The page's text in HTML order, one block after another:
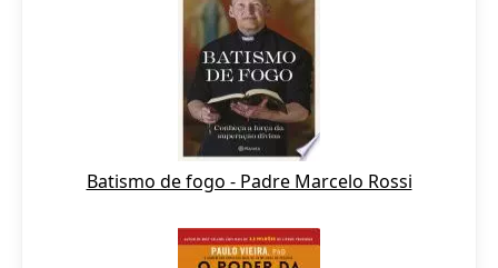
Batismo de fogo - Padre Marcelo Rossi